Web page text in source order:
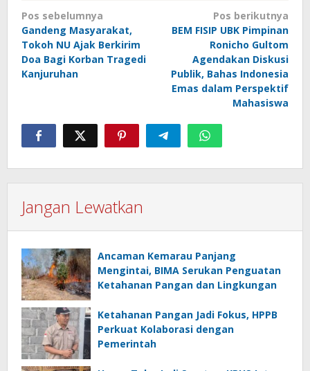
Navigasi
pos
Pos sebelumnya
Gandeng Masyarakat,
Tokoh NU Ajak Berkirim
Doa Bagi Korban Tragedi
Kanjuruhan
Pos berikutnya
BEM FISIP UBK Pimpinan
Ronicho Gultom
Agendakan Diskusi
Publik, Bahas Indonesia
Emas dalam Perspektif
Mahasiswa
Jangan Lewatkan
Ancaman Kemarau Panjang
Mengintai, BIMA Serukan Penguatan
Ketahanan Pangan dan Lingkungan
Ketahanan Pangan Jadi Fokus, HPPB
Perkuat Kolaborasi dengan
Pemerintah